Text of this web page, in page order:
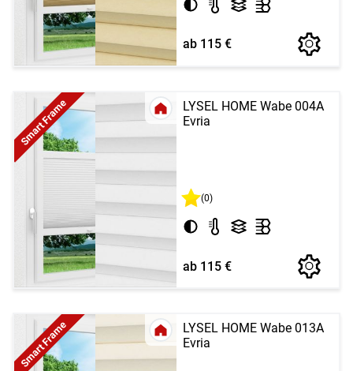
ab 115 €
LYSEL HOME Wabe 004A
Evria
Smart Frame
(0)
ab 115 €
LYSEL HOME Wabe 013A
Evria
Smart Frame